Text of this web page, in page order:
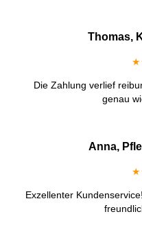
Thomas,
Die Zahlung verlief
genau
Anna,
Exzellenter